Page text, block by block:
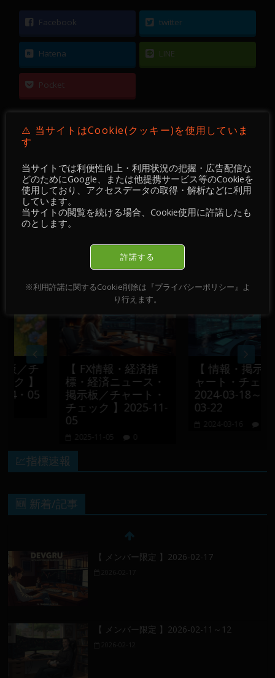
Facebook twitter
Hatena LINE
Pocket
←【 DEVGRU Academy 】【 FX 】 GBPUSD ／
15分足 ／ 2021年02月22日 ～ 23日
【 FX 】 USDCHF ／ 15分足 ／ 2021年02月23日
～ 24日→
おすすめ記事
チ
】
05
【 FX情報・経済指
標・経済ニュース・
掲示板／チャート・
チェック 】2025-11-
2025-11-05
【 情報・掲示板／
ャート・チェック
2024-03-18～2024-
03-22
2024-03-16
💹指標速報
🆕 新着/記事
【 メンバー限定 】2026-02-17
【 メンバー限定 】2026-02-11～12
⚠️ 当サイトはCookie(クッキー)を使用していま
す
当サイトでは利便性向上・利用状況の把握・広告配信な
どのためにGoogle、または他提携サービス等のCookieを
使用しており、アクセスデータの取得・解析などに利用
しています。
当サイトの閲覧を続ける場合、Cookie使用に許諾したも
のとします。
許諾する
※利用許諾に関するCookie削除は『プライバシーポリシー』よ
り行えます。